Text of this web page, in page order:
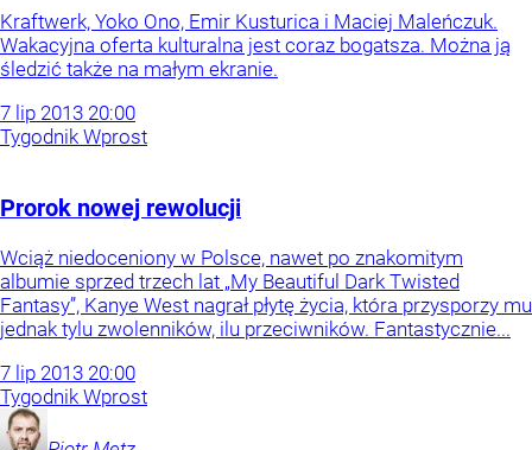
Kraftwerk, Yoko Ono, Emir Kusturica i Maciej Maleńczuk.
Wakacyjna oferta kulturalna jest coraz bogatsza. Można ją
śledzić także na małym ekranie.
7 lip 2013 20:00
Tygodnik Wprost
Prorok nowej rewolucji
Wciąż niedoceniony w Polsce, nawet po znakomitym
albumie sprzed trzech lat „My Beautiful Dark Twisted
Fantasy”, Kanye West nagrał płytę życia, która przysporzy mu
jednak tylu zwolenników, ilu przeciwników. Fantastycznie...
7 lip 2013 20:00
Tygodnik Wprost